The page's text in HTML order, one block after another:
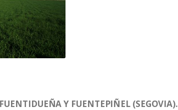
Y FUENTEPIÑEL (SEGOVIA).